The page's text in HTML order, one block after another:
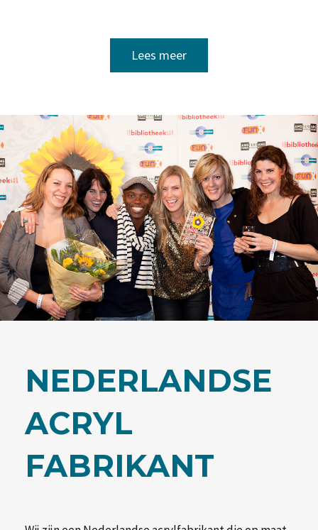
Lees meer
NEDERLANDSE
ACRYL
FABRIKANT